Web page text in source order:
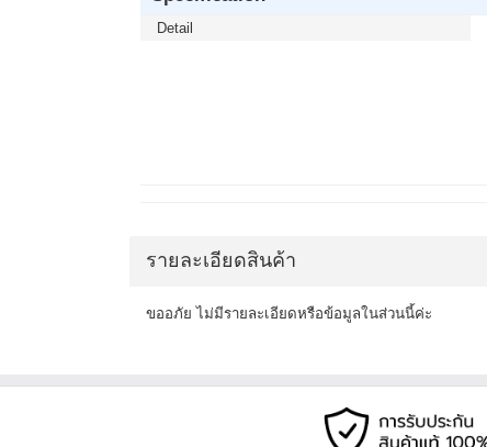
Detail
รายละเอียดสินค้า
ขออภัย ไม่มีรายละเอียดหรือข้อมูลในส่วนนี้ค่ะ